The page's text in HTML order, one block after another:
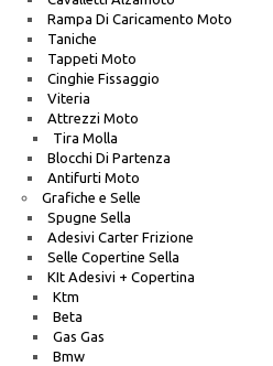
Rampa Di Caricamento Moto
Taniche
Tappeti Moto
Cinghie Fissaggio
Viteria
Attrezzi Moto
Tira Molla
Blocchi Di Partenza
Antifurti Moto
Grafiche e Selle
Spugne Sella
Adesivi Carter Frizione
Selle Copertine Sella
KIt Adesivi + Copertina
Ktm
Beta
Gas Gas
Bmw